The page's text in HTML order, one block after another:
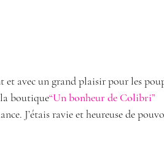
et avec un grand plaisir pour les
boutique“Un bonheur de Colibri”
J’étais ravie et heureuse de